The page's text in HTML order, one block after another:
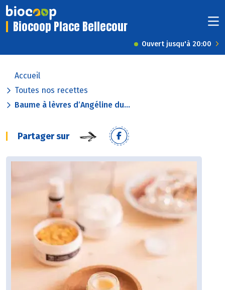
Biocoop Place Bellecour
Ouvert jusqu'à 20:00
Accueil
Toutes nos recettes
Baume à lèvres d’Angéline du...
Partager sur